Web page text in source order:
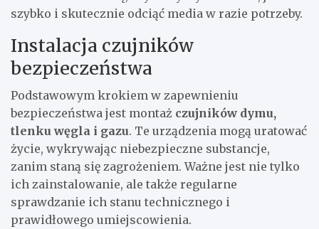
szybko i skutecznie odciąć media w razie potrzeby.
Instalacja czujników
bezpieczeństwa
Podstawowym krokiem w zapewnieniu
bezpieczeństwa jest montaż czujników dymu,
tlenku węgla i gazu. Te urządzenia mogą uratować
życie, wykrywając niebezpieczne substancje,
zanim staną się zagrożeniem. Ważne jest nie tylko
ich zainstalowanie, ale także regularne
sprawdzanie ich stanu technicznego i
prawidłowego umiejscowienia.